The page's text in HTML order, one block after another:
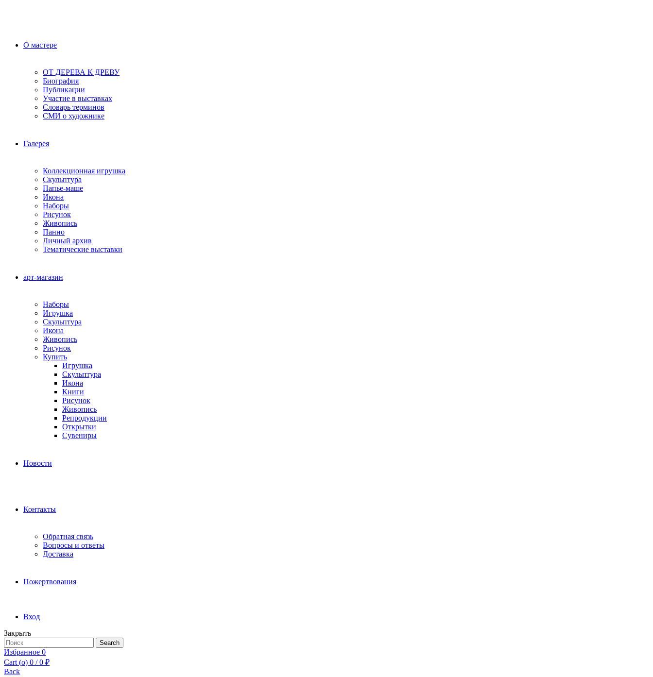
О мастере
ОТ ДЕРЕВА К ДРЕВУ
Биография
Публикации
Участие в выставках
Словарь терминов
СМИ о художнике
Галерея
Коллекционная игрушка
Скульптура
Папье-маше
Икона
Наборы
Рисунок
Живопись
Панно
Личный архив
Тематические выставки
арт-магазин
Наборы
Игрушка
Скульптура
Икона
Живопись
Рисунок
Купить
Игрушка
Скульптура
Икона
Книги
Рисунок
Живопись
Репродукции
Открытки
Сувениры
Новости
Контакты
Обратная связь
Вопросы и ответы
Доставка
Пожертвования
Вход
Закрыть
Search
for:
Search
Избранное 0
Cart (o) 0 / 0 ₽
Back